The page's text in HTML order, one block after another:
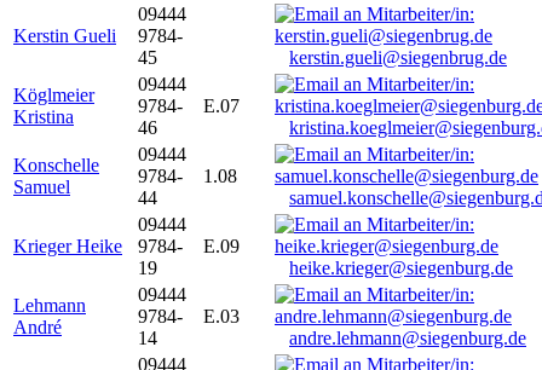
Kerstin Gueli
09444
9784-
45
kerstin.gueli@siegenbrug.de
Köglmeier
Kristina
09444
9784-
46
E.07
Konschelle
Samuel
09444
9784-
44
1.08
Krieger Heike
09444
9784-
19
E.09
heike.krieger@siegenburg.de
Lehmann
André
09444
9784-
14
E.03
andre.lehmann@siegenburg.de
09444